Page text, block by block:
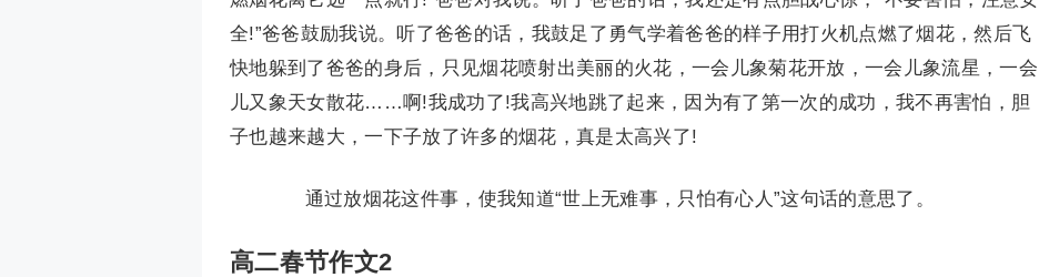
全!”爸爸鼓励我说。听了爸爸的话，我鼓足了勇气学着爸爸的样子用打火机点燃了烟花，然后飞
快地躲到了爸爸的身后，只见烟花喷射出美丽的火花，一会儿象菊花开放，一会儿象流星，一会
儿又象天女散花……啊!我成功了!我高兴地跳了起来，因为有了第一次的成功，我不再害怕，胆
子也越来越大，一下子放了许多的烟花，真是太高兴了!
通过放烟花这件事，使我知道“世上无难事，只怕有心人”这句话的意思了。
高二春节作文2